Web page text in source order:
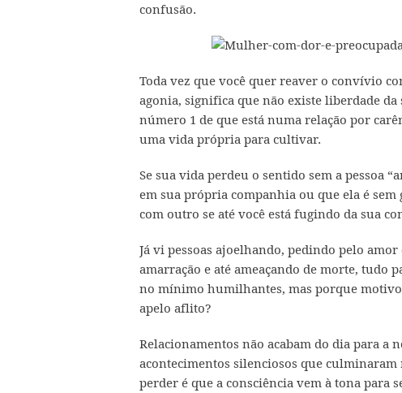
confusão.
Toda vez que você quer reaver o convívio
agonia, significa que não existe liberdade
número 1 de que está numa relação por
uma vida própria para cultivar.
Se sua vida perdeu o sentido sem a pessoa
em sua própria companhia ou que ela é
com outro se até você está fugindo da sua
Já vi pessoas ajoelhando, pedindo pelo
amarração e até ameaçando de morte, tudo
no mínimo humilhantes, mas porque
apelo aflito?
Relacionamentos não acabam do dia para
acontecimentos silenciosos que
perder é que a consciência vem à tona para